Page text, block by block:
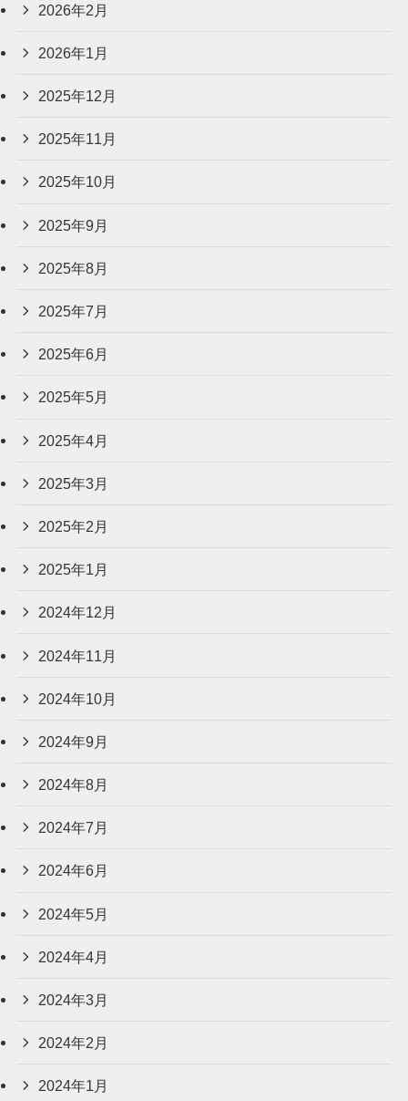
2026年2月
2026年1月
2025年12月
2025年11月
2025年10月
2025年9月
2025年8月
2025年7月
2025年6月
2025年5月
2025年4月
2025年3月
2025年2月
2025年1月
2024年12月
2024年11月
2024年10月
2024年9月
2024年8月
2024年7月
2024年6月
2024年5月
2024年4月
2024年3月
2024年2月
2024年1月